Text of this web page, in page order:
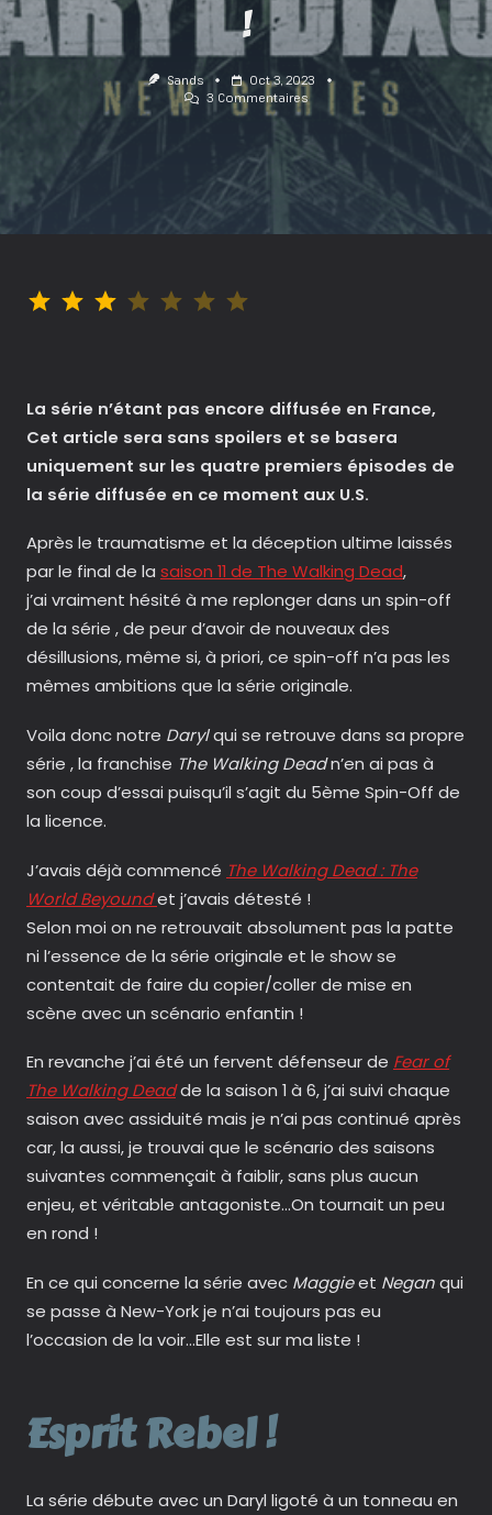
!
Sands
Oct 3, 2023
3 CommentairesSur
The
Walking
Dead
Daryl
La série n’étant pas encore diffusée en France,
Cet article sera sans spoilers et se basera
uniquement sur les quatre premiers épisodes de
la série diffusée en ce moment aux U.S.
Après le traumatisme et la déception ultime laissés
par le final de la saison 11 de The Walking Dead,
j’ai vraiment hésité à me replonger dans un spin-off
de la série , de peur d’avoir de nouveaux des
désillusions, même si, à priori, ce spin-off n’a pas les
mêmes ambitions que la série originale.
Voila donc notre Darylqui se retrouve dans sa propre
série , la franchise The Walking Deadn’en ai pas à
son coup d’essai puisqu’il s’agit du 5ème Spin-Off de
la licence.
J’avais déjà commencé The Walking Dead : The
World Beyoundet j’avais détesté !
Selon moi on ne retrouvait absolument pas la patte
ni l’essence de la série originale et le show se
contentait de faire du copier/coller de mise en
scène avec un scénario enfantin !
En revanche j’ai été un fervent défenseur de Fear of
The Walking Deadde la saison 1 à 6, j’ai suivi chaque
saison avec assiduité mais je n’ai pas continué après
car, la aussi, je trouvai que le scénario des saisons
suivantes commençait à faiblir, sans plus aucun
enjeu, et véritable antagoniste…On tournait un peu
en rond !
En ce qui concerne la série avec Maggieet Neganqui
se passe à New-York je n’ai toujours pas eu
l’occasion de la voir…Elle est sur ma liste !
Esprit Rebel !
La série débute avec un Daryl ligoté à un tonneau en